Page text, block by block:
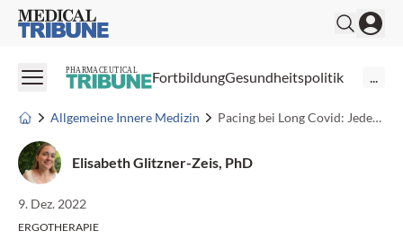
Medical Tribune
PHARMACEUTICAL FortbildungGesundheitspolitik ...
Allgemeine Innere Medizin Pacing bei Long Covid: Jeder Einbruch ist ein Rückschlag
Elisabeth Glitzner-Zeis, PhD
9. Dez. 2022
ERGOTHERAPIE